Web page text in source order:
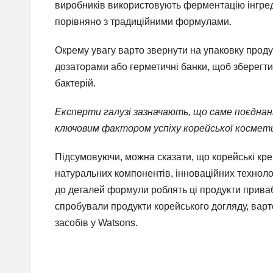
виробників використовують ферментацію
порівняно з традиційними формулами.
Окрему увагу варто звернути на упаковку
дозаторами або герметичні банки, щоб
бактерій.
Експерти галузі зазначають, що саме
ключовим фактором успіху корейської
Підсумовуючи, можна сказати, що корейські
натуральних компонентів, інноваційних
до деталей формули роблять ці продукти
спробували продукти корейського догляду,
засобів у Watsons.